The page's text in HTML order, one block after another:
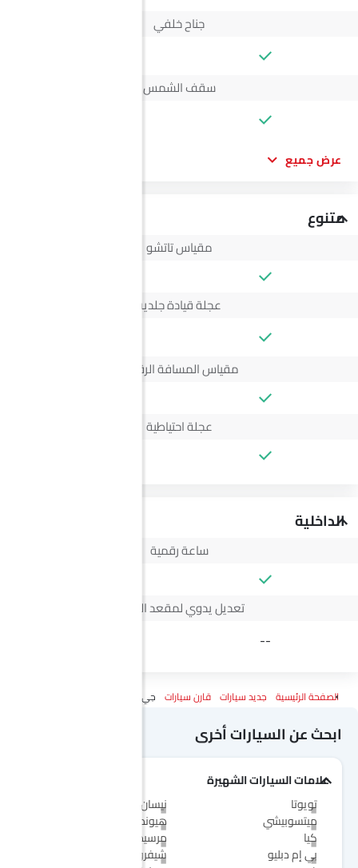
جناح خلفي
سقف الشمس
عرض جميع
متنوع
مقياس تاتشو
عجلة قيادة جلدية
مقياس المسافة الرقمي
عجلة احتياطية
الداخلية
ساعة رقمية
تعديل يدوي لمقعد السائق
--
الصفحة الرئيسية جديد سيارات قارن سيارات جي أي سي آيون يو تي Vs ج إم سي فيجوس
ابحث عن السيارات أخرى
علامات السيارات الشهيرة
تويوتا
نيسان
ميتسوبيشي
هيونداي
كيا
مرسيدس-بنز
بي إم دبليو
شيفروليه